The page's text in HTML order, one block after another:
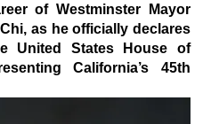
of Westminster Mayor
as he officially declares
United States House of
California’s 45th